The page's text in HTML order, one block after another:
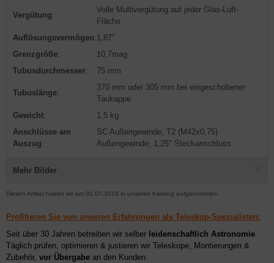
Vergütung:
Volle Multivergütung auf jeder Glas-Luft-
Fläche
Auflösungsvermögen: 1,87"
Grenzgröße:
10,7mag
Tubusdurchmesser: 75 mm
Tubuslänge:
370 mm oder 305 mm bei eingeschobener
Taukappe
Gewicht:
1,5 kg
Anschlüsse am
Auszug:
SC Außengewinde, T2 (M42x0,75)
Außengewinde, 1,25" Steckanschluss
Mehr Bilder
Diesen Artikel haben wir am 01.07.2019 in unseren Katalog aufgenommen.
Profitieren Sie von unseren Erfahrungen als Teleskop-Spezialisten:
Seit über 30 Jahren betreiben wir selber leidenschaftlich Astronomie
Täglich prüfen, optimieren & justieren wir Teleskope, Montierungen &
Zubehör, vor Übergabe an den Kunden